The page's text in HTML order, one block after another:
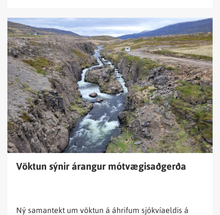
Vöktun sýnir árangur mótvægisaðgerða
Ný samantekt um vöktun á áhrifum sjókvíaeldis á
Lesa
fréttina
Vöktun
sýnir
árangur
mótvægisaðgerða